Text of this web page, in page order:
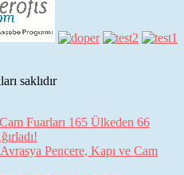
saklıdır
Fuarları 165 Ülkeden 66
Pencere, Kapı ve Cam